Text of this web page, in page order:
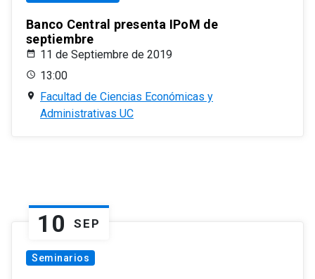
Banco Central presenta IPoM de
septiembre
11 de Septiembre de 2019
13:00
Facultad de Ciencias Económicas y
Administrativas UC
10 SEP
Seminarios